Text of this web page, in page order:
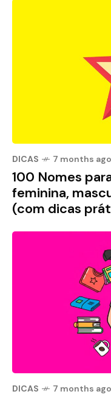
DICAS 7 months ago
100 Nomes
feminina,
(com dicas
DICAS 7 months ago